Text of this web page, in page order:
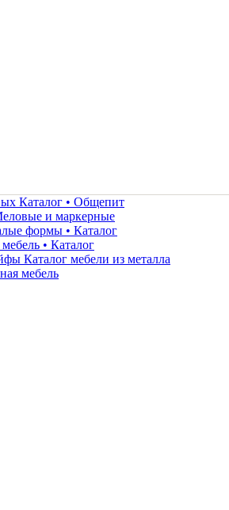
Каталог • Общепит
и маркерные
формы • Каталог
• Каталог
Каталог мебели из металла
мебель